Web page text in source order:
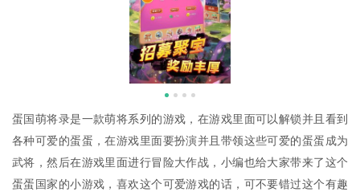
蛋国萌将录是一款萌将系列的游戏，在游戏里面可以解锁并且看到
各种可爱的蛋蛋，在游戏里面要扮演并且带领这些可爱的蛋蛋成为
武将，然后在游戏里面进行冒险大作战，小编也给大家带来了这个
蛋蛋国家的小游戏，喜欢这个可爱游戏的话，可不要错过这个有趣